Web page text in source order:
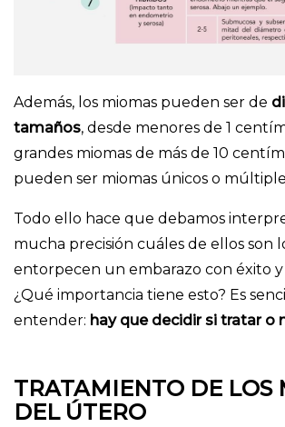
Además, los miomas pueden ser de
tamaños, desde menores de 1
grandes miomas de más de 10
pueden ser miomas únicos o
Todo ello hace que debamos
mucha precisión cuáles de ellos son
entorpecen un embarazo con éxito y
¿Qué importancia tiene esto? Es
entender: hay que decidir si tratar o
TRATAMIENTO DE LOS
DEL ÚTERO